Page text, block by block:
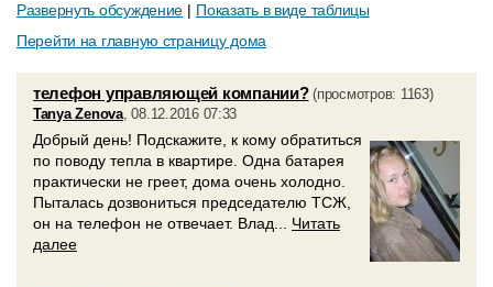
Развернуть обсуждение | Показать в виде таблицы
Перейти на главную страницу дома
телефон управляющей компании?(просмотров: 1163)
Tanya Zenova, 08.12.2016 07:33
Добрый день! Подскажите, к кому обратиться
по поводу тепла в квартире. Одна батарея
практически не греет, дома очень холодно.
Пыталась дозвониться председателю ТСЖ,
он на телефон не отвечает. Влад... Читать
далее